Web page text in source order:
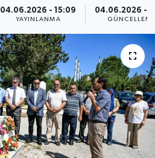
04.06.2026 - 15:09
YAYINLANMA
04.06.2026 -